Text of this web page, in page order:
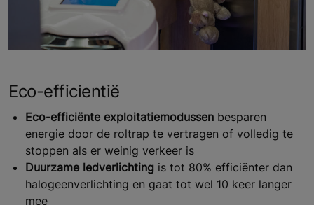
Eco-efficientië
Eco-efficiënte exploitatiemodussen besparen
energie door de roltrap te vertragen of volledig te
stoppen als er weinig verkeer is
Duurzame ledverlichting is tot 80% efficiënter dan
halogeenverlichting en gaat tot wel 10 keer langer
mee